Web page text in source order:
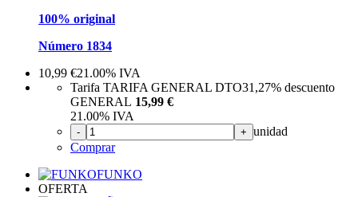
100% original
Número 1834
10,99 €21.00% IVA
Tarifa TARIFA GENERAL DTO31,27% descuento
GENERAL 15,99 €
21.00% IVA
- + unidad
Comprar
FUNKO
OFERTA